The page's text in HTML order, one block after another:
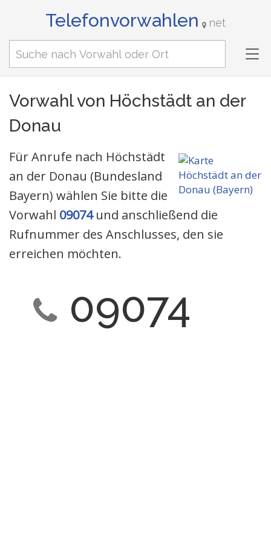
Telefonvorwahlen net
Vorwahl von Höchstädt an der
Donau
Für Anrufe nach Höchstädt
an der Donau (Bundesland
Bayern) wählen Sie bitte die
Vorwahl 09074und anschließend die
Rufnummer des Anschlusses, den sie
erreichen möchten.
09074